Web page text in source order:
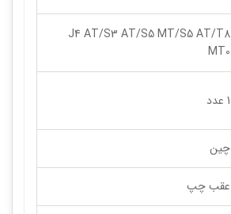
J4 AT/S3 AT/S5 MT/S5 AT/T8
MT0
1 عدد
چین
عقب چپ